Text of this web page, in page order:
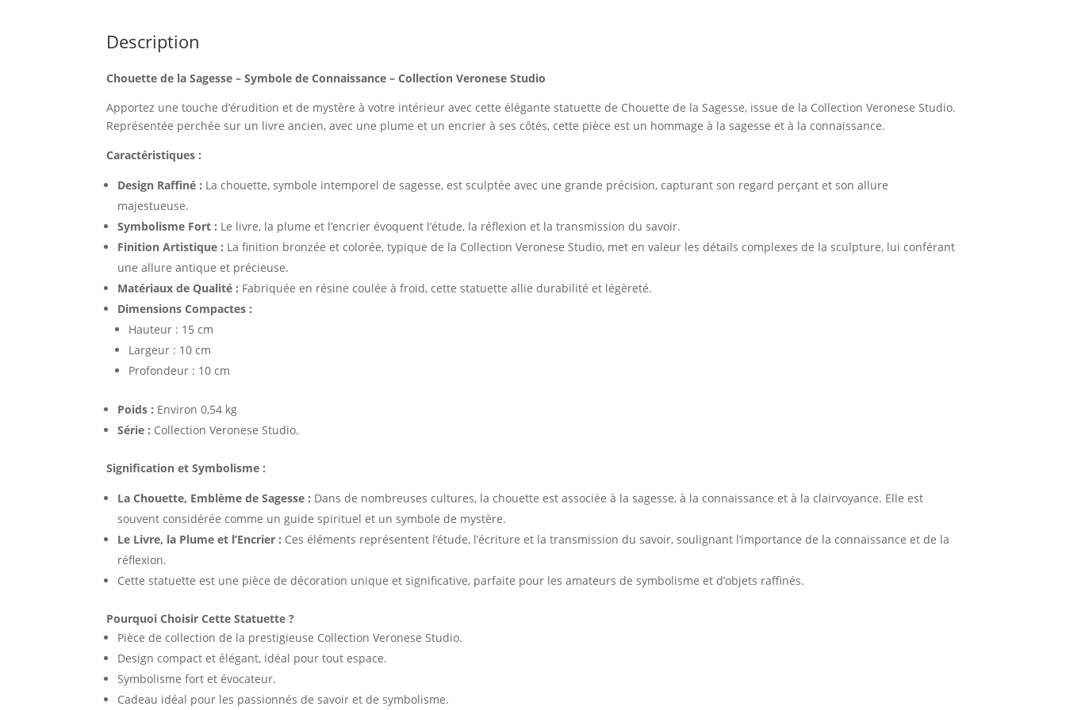
Description
Chouette de la Sagesse – Symbole de Connaissance – Collection Veronese Studio
Apportez une touche d’érudition et de mystère à votre intérieur avec cette élégante statuette de Chouette de la Sagesse, issue de la Collection Veronese Studio.
Représentée perchée sur un livre ancien, avec une plume et un encrier à ses côtés, cette pièce est un hommage à la sagesse et à la connaissance.
Caractéristiques :
Design Raffiné : La chouette, symbole intemporel de sagesse, est sculptée avec une grande précision, capturant son regard perçant et son allure
majestueuse.
Symbolisme Fort : Le livre, la plume et l’encrier évoquent l’étude, la réflexion et la transmission du savoir.
Finition Artistique : La finition bronzée et colorée, typique de la Collection Veronese Studio, met en valeur les détails complexes de la sculpture, lui conférant
une allure antique et précieuse.
Matériaux de Qualité : Fabriquée en résine coulée à froid, cette statuette allie durabilité et légèreté.
Dimensions Compactes :
Hauteur : 15 cm
Largeur : 10 cm
Profondeur : 10 cm
Poids : Environ 0,54 kg
Série : Collection Veronese Studio.
Signification et Symbolisme :
La Chouette, Emblème de Sagesse : Dans de nombreuses cultures, la chouette est associée à la sagesse, à la connaissance et à la clairvoyance. Elle est
souvent considérée comme un guide spirituel et un symbole de mystère.
Le Livre, la Plume et l’Encrier : Ces éléments représentent l’étude, l’écriture et la transmission du savoir, soulignant l’importance de la connaissance et de la
réflexion.
Cette statuette est une pièce de décoration unique et significative, parfaite pour les amateurs de symbolisme et d’objets raffinés.
Pourquoi Choisir Cette Statuette ?
Pièce de collection de la prestigieuse Collection Veronese Studio.
Design compact et élégant, idéal pour tout espace.
Symbolisme fort et évocateur.
Cadeau idéal pour les passionnés de savoir et de symbolisme.